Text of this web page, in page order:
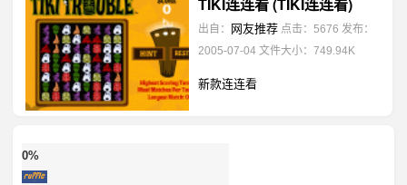
出自： 网友推荐 点击：5676 发布：
2005-07-04 文件大小：749.94K
新款连连看
0%